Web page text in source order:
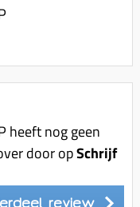
heeft nog geen
door opSchrijf
review